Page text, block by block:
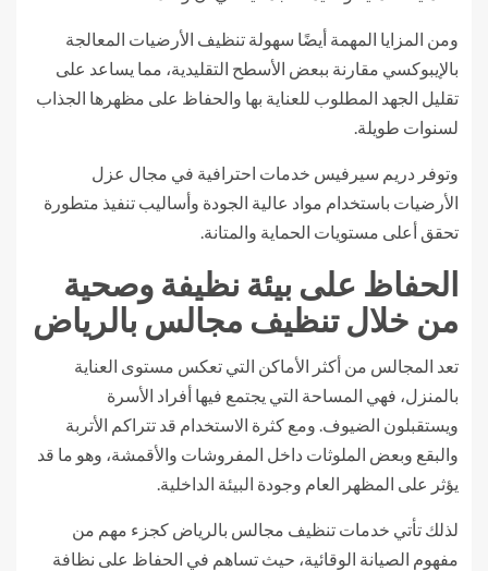
ومن المزايا المهمة أيضًا سهولة تنظيف الأرضيات المعالجة
بالإيبوكسي مقارنة ببعض الأسطح التقليدية، مما يساعد على
تقليل الجهد المطلوب للعناية بها والحفاظ على مظهرها الجذاب
لسنوات طويلة.
وتوفر دريم سيرفيس خدمات احترافية في مجال عزل
الأرضيات باستخدام مواد عالية الجودة وأساليب تنفيذ متطورة
تحقق أعلى مستويات الحماية والمتانة.
الحفاظ على بيئة نظيفة وصحية
من خلال تنظيف مجالس بالرياض
تعد المجالس من أكثر الأماكن التي تعكس مستوى العناية
بالمنزل، فهي المساحة التي يجتمع فيها أفراد الأسرة
ويستقبلون الضيوف. ومع كثرة الاستخدام قد تتراكم الأتربة
والبقع وبعض الملوثات داخل المفروشات والأقمشة، وهو ما قد
يؤثر على المظهر العام وجودة البيئة الداخلية.
لذلك تأتي خدمات تنظيف مجالس بالرياض كجزء مهم من
مفهوم الصيانة الوقائية، حيث تساهم في الحفاظ على نظافة